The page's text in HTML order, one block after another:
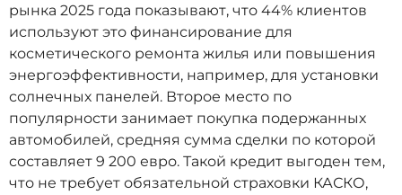
рынка 2025 года показывают, что 44% клиентов
используют это финансирование для
косметического ремонта жилья или повышения
энергоэффективности, например, для установки
солнечных панелей. Второе место по
популярности занимает покупка подержанных
автомобилей, средняя сумма сделки по которой
составляет 9 200 евро. Такой кредит выгоден тем,
что не требует обязательной страховки КАСКО,